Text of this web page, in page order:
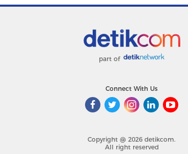
part of
Connect With Us
Copyright @ 2026 detikcom.
All right reserved